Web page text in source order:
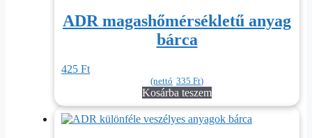
ADR magashőmérsékletű anyag
bárca
425 Ft
(nettó 335 Ft)
Kosárba teszem